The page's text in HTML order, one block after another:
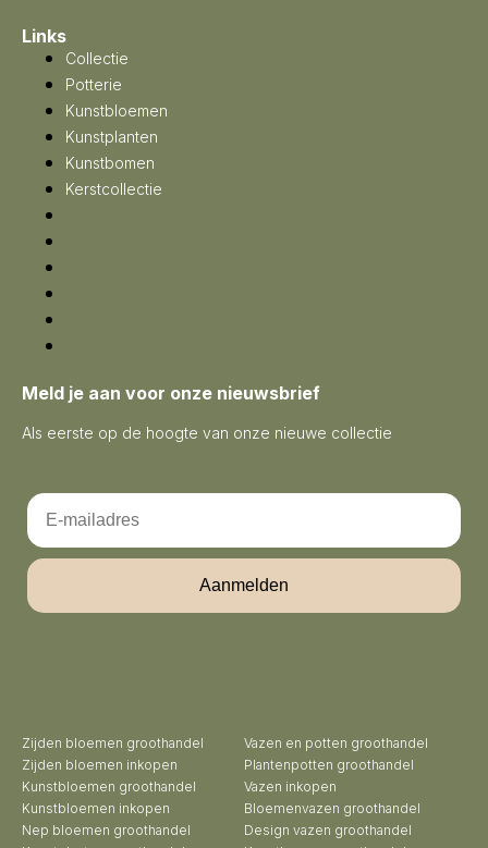
Links
Collectie
Potterie
Kunstbloemen
Kunstplanten
Kunstbomen
Kerstcollectie
Meld je aan voor onze nieuwsbrief
Als eerste op de hoogte van onze nieuwe collectie
Email
Aanmelden
Zijden bloemen groothandel
Zijden bloemen inkopen
Kunstbloemen groothandel
Kunstbloemen inkopen
Nep bloemen groothandel
Vazen en potten groothandel
Plantenpotten groothandel
Vazen inkopen
Bloemenvazen groothandel
Design vazen groothandel